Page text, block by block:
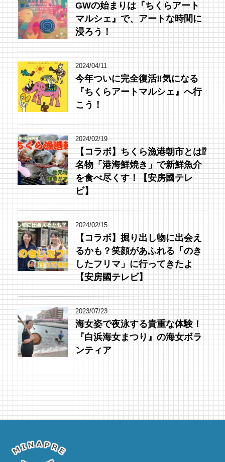
GWの始まりは『ちくらアート
マルシェ』で、アートな時間に
浸ろう！
2024/04/11
今年ついに完全復活‼︎気になる
『ちくらアートマルシェ』へ行
こう！
2024/02/19
【コラボ】ちくら漁港朝市とは⁉︎
名物「港海鮮焼き」で新鮮魚介
を食べ尽くす！【安房國テレ
ビ】
2024/02/15
【コラボ】掘り出し物に出会え
るかも？笑顔があふれる「のき
したフリマ」に行ってきたよ
【安房國テレビ】
2023/07/23
海女姿で夜泳する貴重な体験！
『白浜海女まつり』の海女ボラ
ンティア